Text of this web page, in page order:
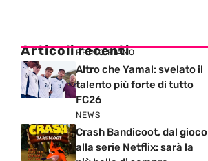
Articoli recenti
PRIMO PIANO
Altro che Yamal: svelato il
talento più forte di tutto
FC26
NEWS
Crash Bandicoot, dal gioco
alla serie Netflix: sarà la